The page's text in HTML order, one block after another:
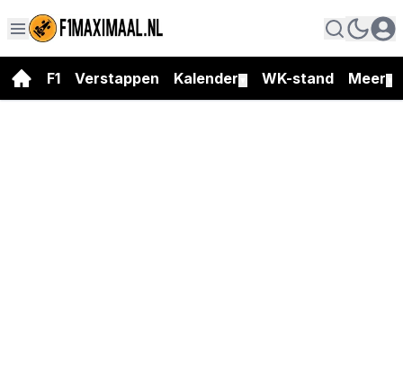
F1 Verstappen Kalender WK-stand Meer